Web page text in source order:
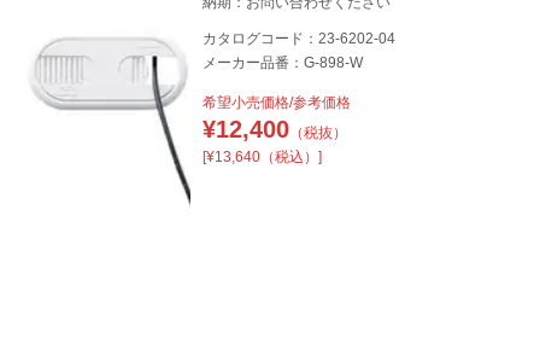
カタログコード：23-6202-04
メーカー品番：G-898-W
希望小売価格/参考価格
¥12,400（税抜）
[¥13,640（税込）]